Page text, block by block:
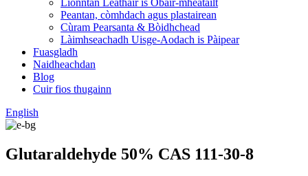
Lionntan Leathair is Obair-mheatailt
Peantan, còmhdach agus plastairean
Cùram Pearsanta & Bòidhchead
Làimhseachadh Uisge-Aodach is Pàipear
Fuasgladh
Naidheachdan
Blog
Cuir fios thugainn
English
Glutaraldehyde 50% CAS 111-30-8